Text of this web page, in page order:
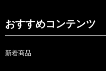
おすすめコンテンツ
新着商品